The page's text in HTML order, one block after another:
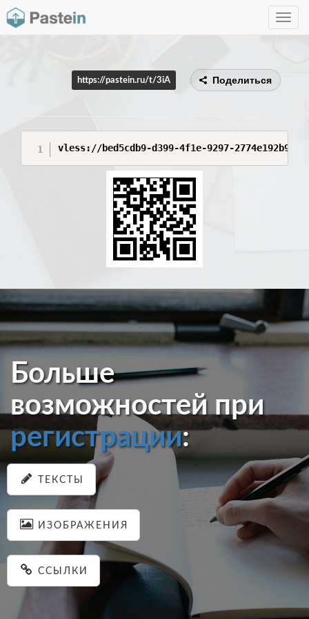
Toggle
https://pastein.ru/t/3iA Поделиться
vless://bed5cdb9-d399-4f1e-9297-
Больше
возможностей при
регистрации:
ТЕКСТЫ
ИЗОБРАЖЕНИЯ
ССЫЛКИ